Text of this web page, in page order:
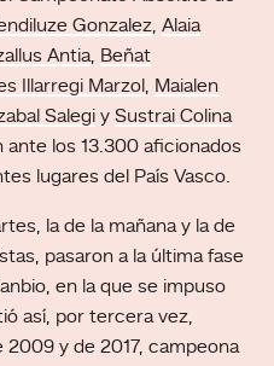
Gonzalez, Alaia
Antia, Beñat
Illarregi Marzol , Maialen
Salegi y Sustrai Colina
los 13.300 aficionados
lugares del País Vasco.
la de la mañana y la de
pasaron a la última fase
en la que se impuso
así, por tercera vez,
y de 2017, campeona